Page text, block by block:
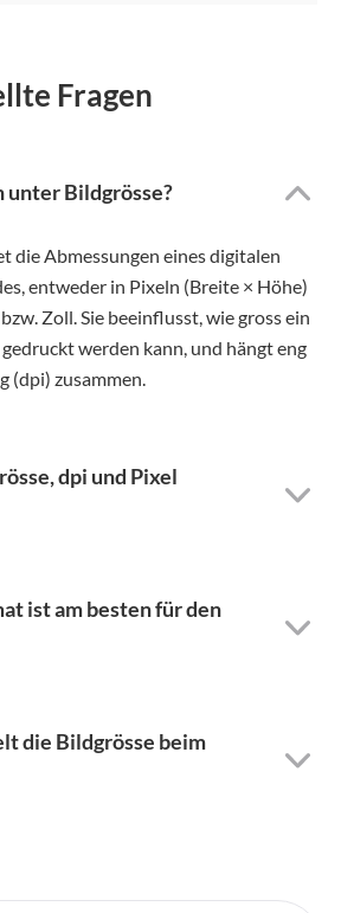
Fragen
unter Bildgrösse?
die Abmessungen eines digitalen
entweder in Pixeln (Breite × Höhe)
Zoll. Sie beeinflusst, wie gross ein
werden kann, und hängt eng
(dpi) zusammen.
dpi und Pixel
ist am besten für den
die Bildgrösse beim